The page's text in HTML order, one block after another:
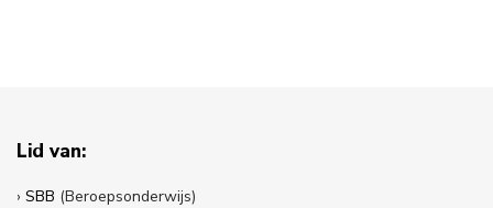
Lid van:
› SBB (Beroepsonderwijs)